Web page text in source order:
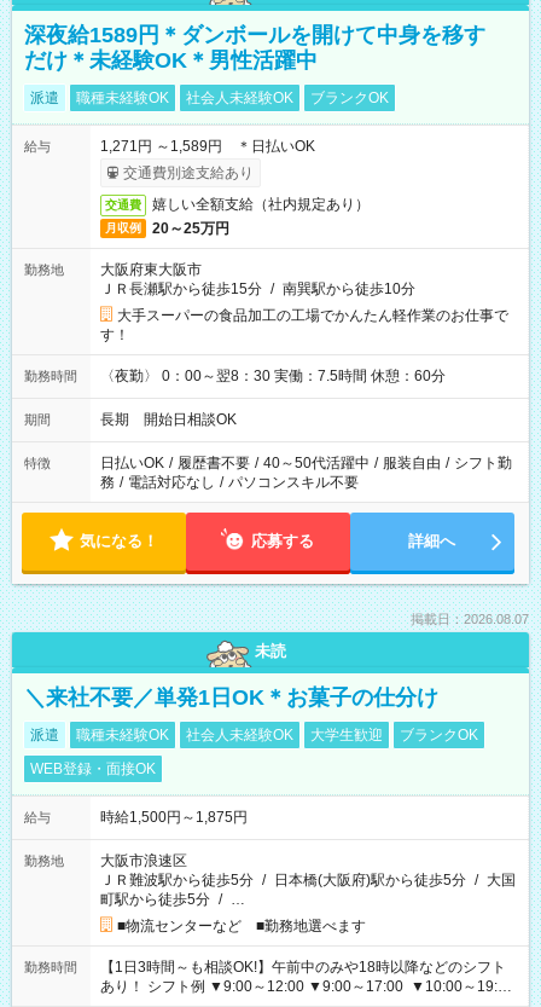
深夜給1589円＊ダンボールを開けて中身を移す
だけ＊未経験OK＊男性活躍中
派遣 職種未経験OK 社会人未経験OK ブランクOK
給与
1,271円 ～1,589円 ＊日払いOK
交通費別途支給あり
交通費 嬉しい全額支給（社内規定あり）
月収例 20～25万円
勤務地
大阪府東大阪市
ＪＲ長瀬駅から徒歩15分 / 南巽駅から徒歩10分
大手スーパーの食品加工の工場でかんたん軽作業のお仕事で
す！
勤務時間 〈夜勤〉 0：00～翌8：30 実働：7.5時間 休憩：60分
期間 長期 開始日相談OK
特徴 日払いOK / 履歴書不要 / 40～50代活躍中 / 服装自由 / シフト勤
務 / 電話対応なし / パソコンスキル不要
気になる！ 応募する 詳細へ
掲載日：2026.08.07
未読
＼来社不要／単発1日OK＊お菓子の仕分け
派遣 職種未経験OK 社会人未経験OK 大学生歓迎
ブランクOK
WEB登録・面接OK
給与 時給1,500円～1,875円
勤務地
大阪市浪速区
ＪＲ難波駅から徒歩5分 / 日本橋(大阪府)駅から徒歩5分 / 大国
町駅から徒歩5分 / …
■物流センターなど ■勤務地選べます
勤務時間
【1日3時間～も相談OK!】午前中のみや18時以降などのシフト
あり！ シフト例 ▼9:00～12:00 ▼9:00～17:00 ▼10:00～19:00